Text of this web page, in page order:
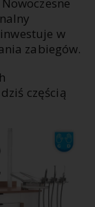
w
zabiegów.
częścią